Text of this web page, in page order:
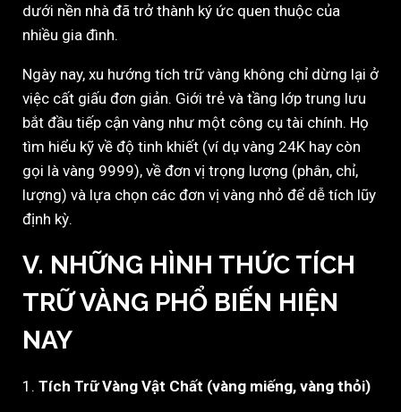
dưới nền nhà đã trở thành ký ức quen thuộc của
nhiều gia đình.
Ngày nay, xu hướng tích trữ vàng không chỉ dừng lại ở
việc cất giấu đơn giản. Giới trẻ và tầng lớp trung lưu
bắt đầu tiếp cận vàng như một công cụ tài chính. Họ
tìm hiểu kỹ về độ tinh khiết (ví dụ vàng 24K hay còn
gọi là vàng 9999), về đơn vị trọng lượng (phân, chỉ,
lượng) và lựa chọn các đơn vị vàng nhỏ để dễ tích lũy
định kỳ.
V. NHỮNG HÌNH THỨC TÍCH
TRỮ VÀNG PHỔ BIẾN HIỆN
NAY
1. Tích Trữ Vàng Vật Chất (vàng miếng, vàng thỏi)